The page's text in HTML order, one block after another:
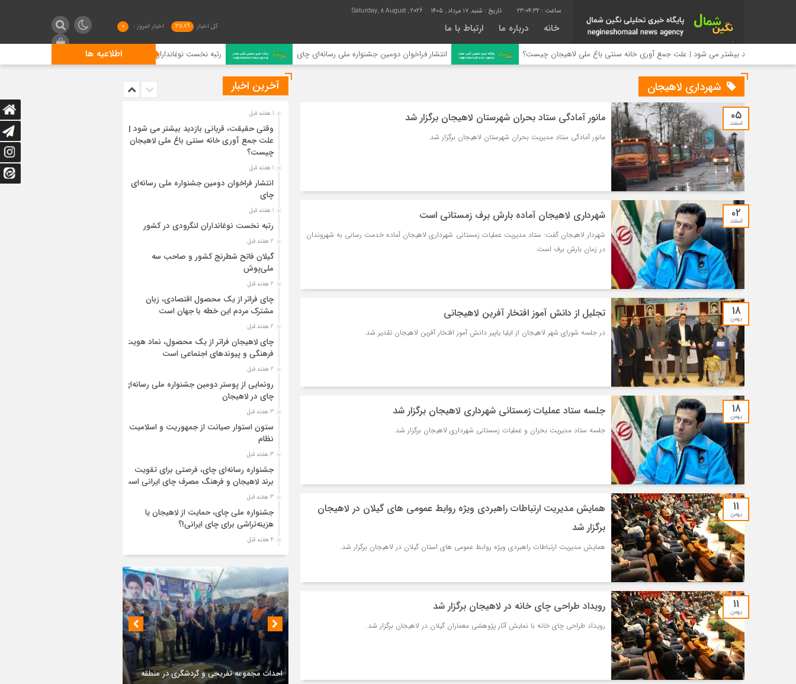
23:04:33 تاریخ : شنبه, ۱۷ مرداد , ۱۴۰۵ Saturday, 8 August , 2026
خانه درباره ما ارتباط با ما کل اخبار 3589 اخبار امروز : 0
اطلاعیه ها بازدید بیشتر می شود | علت جمع آوری خانه سنتی باغ ملی لاهیجان چیست؟ انتشار فراخوان دومین جشنواره ملی رسانه‌ای چای رتبه نخست نوغانداران لنگرودی در کشور
شهرداری لاهیجان
۰۵
اسفند مانور آمادگی ستاد بحران شهرستان لاهیجان برگزار شد
مانور آمادگی ستاد مدیریت بحران شهرستان لاهیجان برگزار شد.
۰۲
اسفند شهرداری لاهیجان آماده بارش برف زمستانی است
شهردار لاهیجان گفت: ستاد مدیریت عملیات زمستانی شهرداری لاهیجان آماده خدمت رسانی به شهروندان
در زمان بارش برف است.
۱۸
بهمن تجلیل از دانش آموز افتخار آفرین لاهیجانی
در جلسه شورای شهر لاهیجان از ایلیا یاپیر دانش آموز افتخار آفرین لاهیجان تقدیر شد.
۱۸
بهمن جلسه ستاد عملیات زمستانی شهرداری لاهیجان برگزار شد
جلسه ستاد مدیریت بحران و عملیات زمستانی شهرداری لاهیجان برگزار شد.
۱۱
بهمن
همایش مدیریت ارتباطات راهبردی ویژه روابط عمومی های گیلان در لاهیجان
برگزار شد
همایش مدیریت ارتباطات راهبردی ویژه روابط عمومی های استان گیلان در لاهیجان برگزار شد.
۱۱
بهمن رویداد طراحی چای خانه در لاهیجان برگزار شد
رویداد طراحی چای خانه با نمایش آثار پژوهشی معماران گیلان در لاهیجان برگزار شد.
آخرین اخبار
1 هفته قبل
وقتی حقیقت، قربانی بازدید بیشتر می شود |
علت جمع آوری خانه سنتی باغ ملی لاهیجان
چیست؟
1 هفته قبل
انتشار فراخوان دومین جشنواره ملی رسانه‌ای
چای
1 هفته قبل
رتبه نخست نوغانداران لنگرودی در کشور
2 هفته قبل
گیلان فاتح شطرنج کشور و صاحب سه
ملی‌پوش
2 هفته قبل
چای فراتر از یک محصول اقتصادی، زبان
مشترک مردم این خطه با جهان است
2 هفته قبل
چای لاهیجان فراتر از یک محصول، نماد هویت
فرهنگی و پیوندهای اجتماعی است
2 هفته قبل
رونمایی از پوستر دومین جشنواره ملی رسانه‌ای
چای در لاهیجان
3 هفته قبل
ستون استوار صیانت از جمهوریت و اسلامیت
نظام
3 هفته قبل
جشنواره رسانه‌ای چای، فرصتی برای تقویت
برند لاهیجان و فرهنگ مصرف چای ایرانی است
3 هفته قبل
جشنواره ملی چای، حمایت از لاهیجان یا
هزینه‌تراشی برای چای ایرانی!؟
4 هفته قبل
پیکر مطهر رهبر شهید انقلاب در حرم مطهر
رضوی آرام گرفت
پس از طواف تهران، قم و عتبات… اینک سلامِ
آخر در آستان امام رئوف
4 هفته قبل
تصاویر هوایی مراسم تشییع پیکر مطهر آقای
شهید ایران – مشهد
احداث مجموعه تفریحی و گردشگری در منطقه